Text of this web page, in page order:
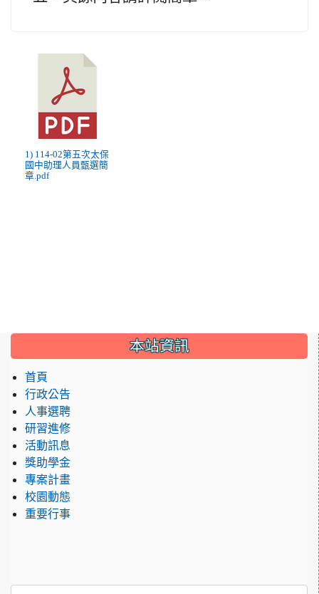
1) 114-02第五次太保
國中助理人員甄選簡
章.pdf
::: 本站資訊
首頁
行政公告
人事選聘
研習進修
活動訊息
獎助學金
專案計畫
校園動態
重要行事